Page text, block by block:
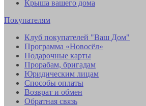
Крыша вашего дома
Покупателям
Клуб покупателей "Ваш Дом"
Программа «Новосёл»
Подарочные карты
Прорабам, бригадам
Юридическим лицам
Способы оплаты
Возврат и обмен
Обратная связь